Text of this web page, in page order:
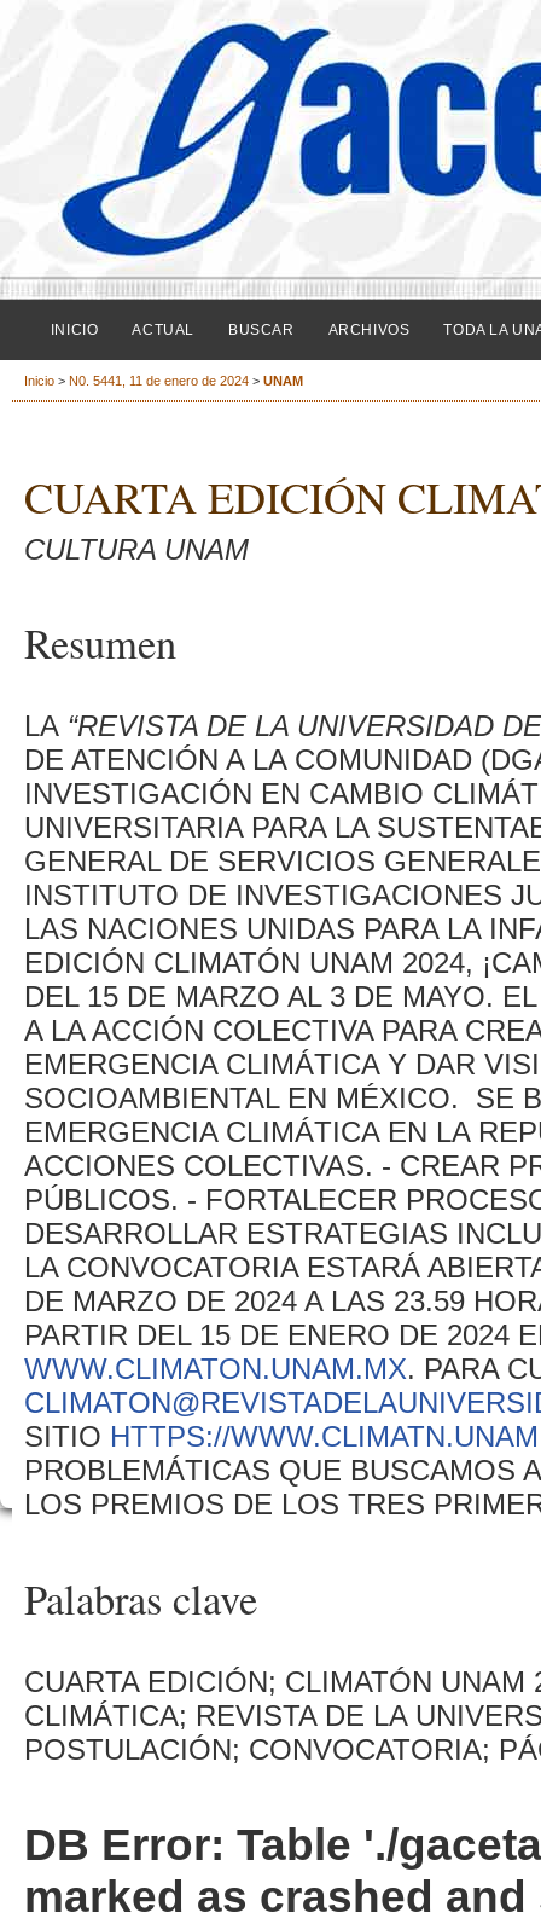
INICIO ACTUAL BUSCAR ARCHIVOS TODA LA
Inicio > N0. 5441, 11 de enero de 2024 > UNAM
CUARTA EDICIÓN
CULTURA UNAM
Resumen
LA “REVISTA DE LA UNIVERSIDAD
DE ATENCIÓN A LA COMUNIDAD
INVESTIGACIÓN EN CAMBIO
UNIVERSITARIA PARA LA
GENERAL DE SERVICIOS
INSTITUTO DE INVESTIGACIONES
LAS NACIONES UNIDAS PARA LA
EDICIÓN CLIMATÓN UNAM 2024,
DEL 15 DE MARZO AL 3 DE MAYO.
A LA ACCIÓN COLECTIVA PARA
EMERGENCIA CLIMÁTICA Y DAR
SOCIOAMBIENTAL EN MÉXICO. SE
EMERGENCIA CLIMÁTICA EN LA
ACCIONES COLECTIVAS. - CREAR
PÚBLICOS. - FORTALECER
DESARROLLAR ESTRATEGIAS
LA CONVOCATORIA ESTARÁ
DE MARZO DE 2024 A LAS 23.59
PARTIR DEL 15 DE ENERO DE 2024
WWW.CLIMATON.UNAM.MX. PARA
SITIO HTTPS://
PROBLEMÁTICAS QUE BUSCAMOS
LOS PREMIOS DE LOS TRES
Palabras clave
CUARTA EDICIÓN; CLIMATÓN
CLIMÁTICA; REVISTA DE LA
POSTULACIÓN; CONVOCATORIA;
DB Error: Table './
marked as crashed